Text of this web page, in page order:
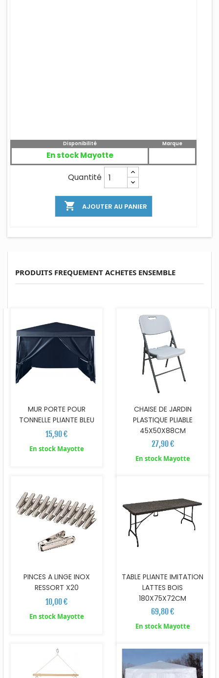
Disponibilité
En stock Mayotte
Marque
Quantité
 AJOUTER AU PANIER
PRODUITS FREQUEMENT ACHETES ENSEMBLE
MUR PORTE POUR
TONNELLE PLIANTE BLEU
15,90 €
En stock Mayotte
CHAISE DE JARDIN
PLASTIQUE PLIABLE
45X50X88CM
27,90 €
En stock Mayotte
PINCES A LINGE INOX
RESSORT X20
10,00 €
En stock Mayotte
TABLE PLIANTE IMITATION
LATTES BOIS
180X75X72CM
69,80 €
En stock Mayotte